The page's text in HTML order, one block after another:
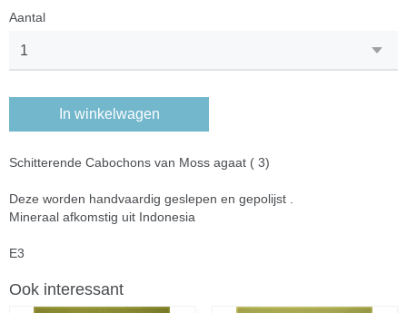
Aantal
In winkelwagen
Schitterende Cabochons van Moss agaat ( 3)
Deze worden handvaardig geslepen en gepolijst .
Mineraal afkomstig uit Indonesia
E3
Ook interessant